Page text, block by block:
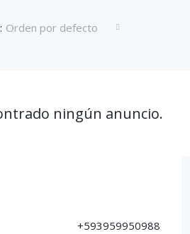
Orden por defecto
ningún anuncio.
+593959950988